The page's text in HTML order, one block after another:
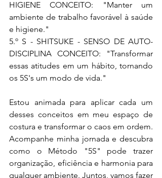
HIGIENE CONCEITO: "Manter um
ambiente de trabalho favorável à saúde
e higiene."
5.º S - SHITSUKE - SENSO DE AUTO-
DISCIPLINA CONCEITO: "Transformar
essas atitudes em um hábito, tornando
os 5S's um modo de vida."
Estou animada para aplicar cada um
desses conceitos em meu espaço de
costura e transformar o caos em ordem.
Acompanhe minha jornada e descubra
como o Método "5S" pode trazer
organização, eficiência e harmonia para
qualquer ambiente. Juntos, vamos fazer